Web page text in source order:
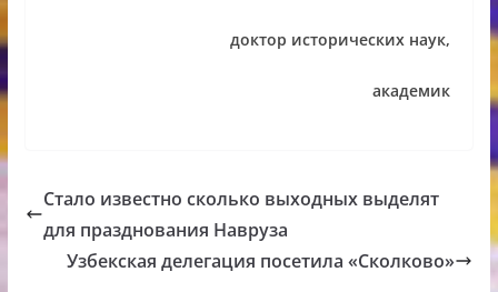
доктор исторических наук,
академик
Стало известно сколько выходных выделят
для празднования Навруза
Узбекская делегация посетила «Сколково»